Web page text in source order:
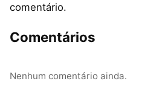
comentário.
Comentários
Nenhum comentário ainda.